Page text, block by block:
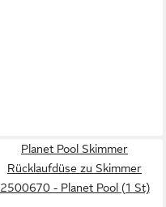
Planet Pool Skimmer
Rücklaufdüse zu Skimmer
2500670 - Planet Pool (1 St)